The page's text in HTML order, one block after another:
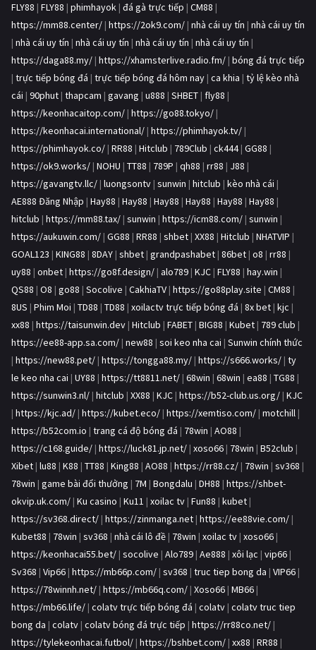
FLY88 | FLY88 | phimhayok | đá gà trực tiếp | CM88 |
https://mm88.center/ | https://2ok9.com/ | nhà cái uy tín | nhà cái uy tín
| nhà cái uy tín | nhà cái uy tín | nhà cái uy tín | nhà cái uy tín |
https://daga88.my/ | https://xhamsterlive.radio.fm/ | bóng đá trực tiếp
| trực tiếp bóng đá | trực tiếp bóng đá hôm nay | ca khia | tỷ lệ kèo nhà
cái | 90phut | thapcam | gavang | u888 | SHBET | fly88 |
https://keonhacaitop.com/ | https://go88.tokyo/ |
https://keonhacai.international/ | https://phimhayok.tv/ |
https://phimhayok.co/ | RR88 | Hitclub | 789Club | ck444| GG88 |
https://ok9.works/ | NOHU | TT88 | 789P | qh88 | rr88 | J88 |
https://gavangtv.llc/ | luongsontv | sunwin | hitclub | kèo nhà cái |
AE888 Đăng Nhập | Hay88 | Hay88 | Hay88 | Hay88 | Hay88 | Hay88 |
hitclub | https://mm88.tax/ | sunwin | https://icm88.com/ | sunwin |
https://aukuwin.com/ | GG88 | RR88 | shbet | XX88 | Hitclub | NHATVIP |
GOAL123 | KING88 | 8DAY | shbet | grandpashabet | 86bet | o8 | rr88 |
uy88 | onbet | https://go8f.design/ | alo789 | KJC | FLY88 | hay.win |
QS88 | O8 | go88 | Socolive | CakhiaTV | https://go88play.site | CM88 |
8US | Phim Moi | TD88 | TD88 | xoilactv trực tiếp bóng đá | 8x bet | kjc |
xx88 | https://taisunwin.dev | Hitclub | FABET | BIG88 | Kubet | 789 club |
https://ee88-app.sa.com/ | new88 | soi keo nha cai | Sunwin chính thức
| https://new88.pet/ | https://tongga88.my/ | https://s666.works/ | ty
le keo nha cai | UY88 | https://tt8811.net/ | 68win | 68win | ea88 | TG88 |
https://sunwin3.nl/ | hitclub | XX88 | KJC | https://b52-club.us.org/ | KJC
| https://kjc.ad/ | https://kubet.eco/ | https://xemtiso.com/ | motchill |
https://b52com.io | trang cá độ bóng đá | 78win | AO88 |
https://c168.guide/ | https://luck81.jp.net/ | xoso66 | 78win | B52club |
Xibet | lu88 | K88 | TT88 | King88 | AO88 | https://rr88.cz/ | 78win | sv368 |
78win | game bài đổi thưởng | 7M | Bongdalu | DH88 | https://shbet-
okvip.uk.com/ | Ku casino | Ku11 | xoilac tv | Fun88 | kubet |
https://sv368.direct/ | https://zinmanga.net | https://ee88vie.com/ |
Kubet88 | 78win | sv368 | nhà cái lô đề | 78win | xoilac tv | xoso66 |
https://keonhacai55.bet/ | socolive | Alo789 | Ae888 | xôi lạc | vip66 |
Sv368 | Vip66 | https://mb66p.com/ | sv368 | truc tiep bong da | VIP66 |
https://78winnh.net/ | https://mb66q.com/ | Xoso66 | MB66 |
https://mb66.life/ | colatv trực tiếp bóng đá | colatv | colatv truc tiep
bong da | colatv | colatv bóng đá trực tiếp | https://rr88co.net/ |
https://tylekeonhacai.futbol/ | https://bshbet.com/ | xx88 | RR88 |